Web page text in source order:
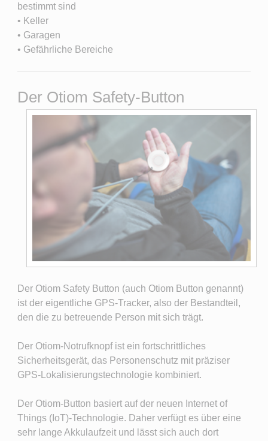
bestimmt sind
• Keller
• Garagen
• Gefährliche Bereiche
Der Otiom Safety-Button
Der Otiom Safety Button (auch Otiom Button genannt)
ist der eigentliche GPS-Tracker, also der Bestandteil,
den die zu betreuende Person mit sich trägt.
Der Otiom-Notrufknopf ist ein fortschrittliches
Sicherheitsgerät, das Personenschutz mit präziser
GPS-Lokalisierungstechnologie kombiniert.
Der Otiom-Button basiert auf der neuen Internet of
Things (IoT)-Technologie. Daher verfügt es über eine
sehr lange Akkulaufzeit und lässt sich auch dort